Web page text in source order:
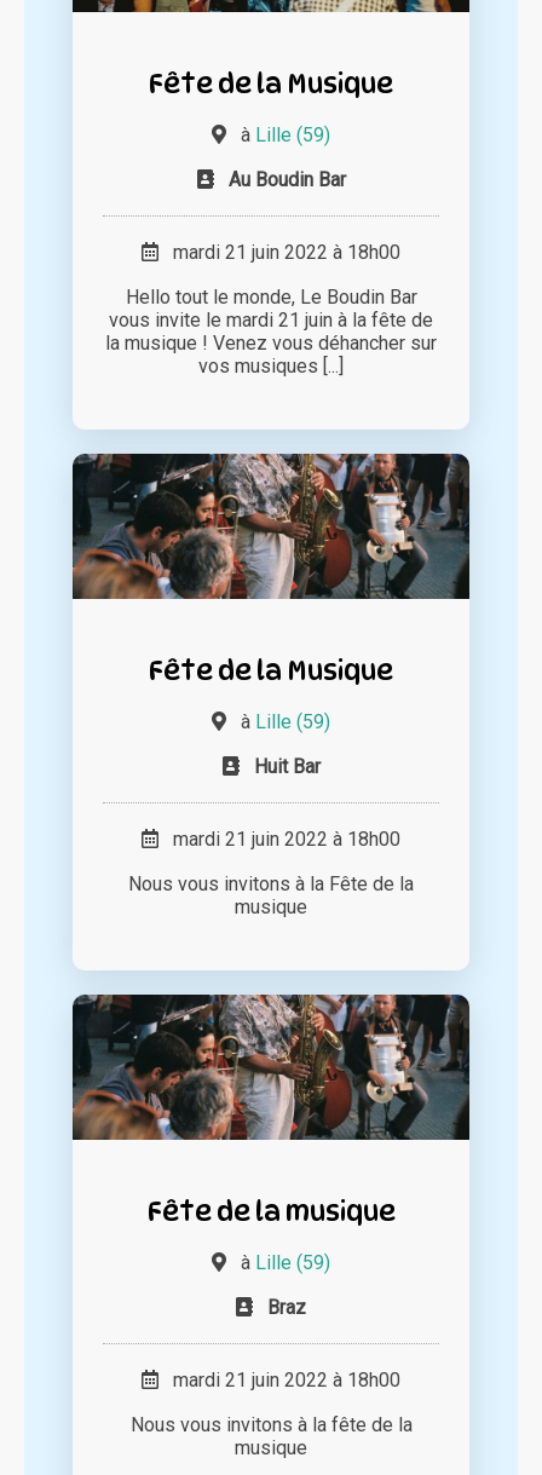
Fête de la Musique
à Lille (59)
Au Boudin Bar
mardi 21 juin 2022 à 18h00
Hello tout le monde, Le Boudin Bar
vous invite le mardi 21 juin à la fête de
la musique ! Venez vous déhancher sur
vos musiques [...]
Fête de la Musique
à Lille (59)
Huit Bar
mardi 21 juin 2022 à 18h00
Nous vous invitons à la Fête de la
musique
Fête de la musique
à Lille (59)
Braz
mardi 21 juin 2022 à 18h00
Nous vous invitons à la fête de la
musique